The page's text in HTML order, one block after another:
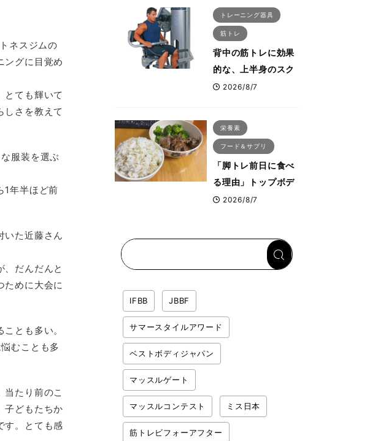
ネスジムの
ングに目覚め
とても輝いて
しさを教えて
服装を選ぶ
1年半ほど前
いた近藤さん
、だんだんと
ために大会に
とも多い。
むことも多
当たり前のこ
子どもたちか
す。とても感
える食事・睡眠・呼
吸の整え方
トレーニング器具
筋トレ
背中の筋トレに効果
的な、上半身のスク
ワットとも言われた
ス・プルオーバーマ
シン”とは？
2026/8/7
栄養素
フード＆サプリ
「脚トレ前日に食べ
る理由」トップボデ
ィビルダーが愛用す
2026/8/7
IFBB JBBF
サマースタイルアワード
ベストボディジャパン
マッスルゲート
マッスルコンテスト ミス日本
筋トレビフォーアフター